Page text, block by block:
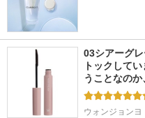
03シアーグ
トックして
うことなの
ウォンジョンヨ